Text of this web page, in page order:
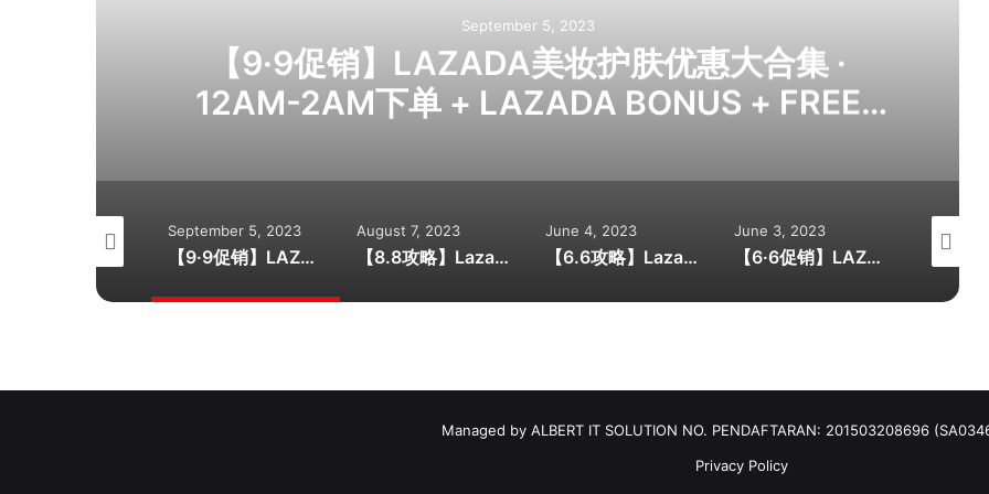
September 5, 2023
【9·9促销】LAZADA美妆护肤优惠大合集 ·
12AM-2AM下单 + LAZADA BONUS + FREE
7, 2023 September 5, 2023
【9·9促销】LAZADA美妆护肤优惠大合集 · 12AM-2AM下单 + LAZADA BONUS + FREE GIFTS*
August 7, 2023
【8.8攻略】Lazada促销这样买更划算 · 各大品牌大促销 · 每满RM90扣RM9 · 银行优惠券
June 4, 2023
【6.6攻略】Lazada促销这样买更划算 · 各大品牌大促销 · 每满RM90扣RM9 · 银行优惠券
June 3, 2023
【6·6促销】LAZADA美妆护肤优惠大合集 · 12AM-2AM下单 + LAZADA BONUS + FREE GIFTS*
May 4,
Managed by ALBERT IT SOLUTION NO. PENDAFTARAN: 201503208696
Privacy Policy